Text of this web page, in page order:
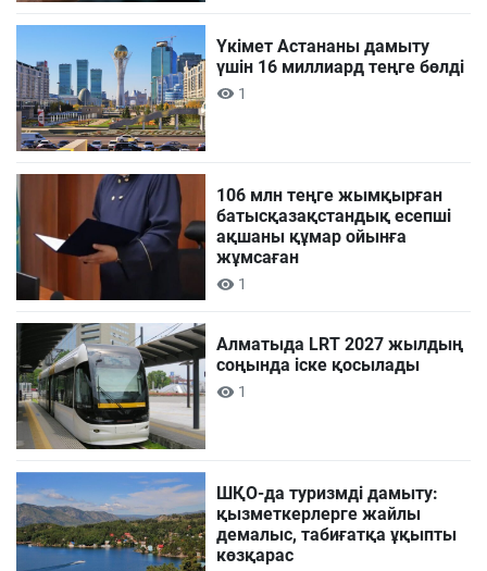
Үкімет Астананы дамыту
үшін 16 миллиард теңге бөлді
1
106 млн теңге жымқырған
батысқазақстандық есепші
ақшаны құмар ойынға
жұмсаған
1
Алматыда LRT 2027 жылдың
соңында іске қосылады
1
ШҚО-да туризмді дамыту:
қызметкерлерге жайлы
демалыс, табиғатқа ұқыпты
көзқарас